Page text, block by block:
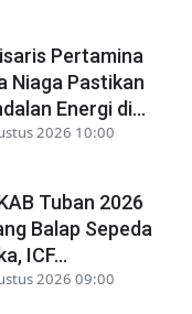
Pertamina
Niaga Pastikan
Energi di...
2026 10:00
Tuban 2026
Balap Sepeda
ICF...
2026 09:00